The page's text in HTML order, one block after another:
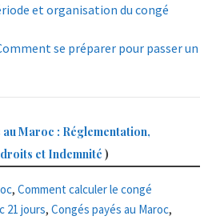
et organisation du congé
se préparer pour passer un
au Maroc : Réglementation,
et Indemnité )
, Comment calculer le congé
21 jours, Congés payés au Maroc,